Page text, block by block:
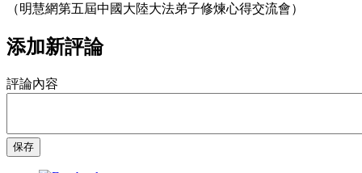
（明慧網第五屆中國大陸大法弟子修煉心得交流會）
添加新評論
評論內容
保存